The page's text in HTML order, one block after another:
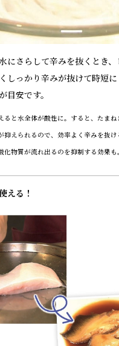
にさらして辛みを抜くとき
しっかり辛みが抜けて時短
目安です。
と水全体が酸性に。すると、たまね
抑えられるので、効率よく辛みを抜け
化物質が流れ出るのを抑制する効果も。
える！